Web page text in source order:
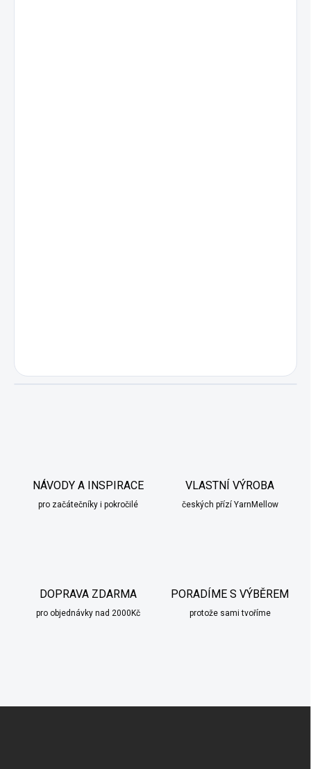
NÁVODY A INSPIRACE
pro začátečníky i pokročilé
VLASTNÍ VÝROBA
českých přízí YarnMellow
DOPRAVA ZDARMA
pro objednávky nad 2000Kč
PORADÍME S VÝBĚREM
protože sami tvoříme